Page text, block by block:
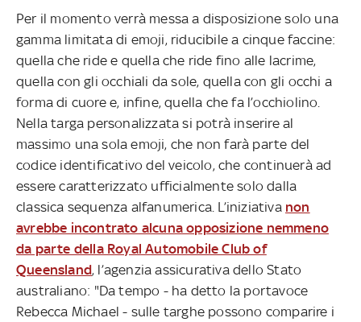
Per il momento verrà messa a disposizione solo una
gamma limitata di emoji, riducibile a cinque faccine:
quella che ride e quella che ride fino alle lacrime,
quella con gli occhiali da sole, quella con gli occhi a
forma di cuore e, infine, quella che fa l’occhiolino.
Nella targa personalizzata si potrà inserire al
massimo una sola emoji, che non farà parte del
codice identificativo del veicolo, che continuerà ad
essere caratterizzato ufficialmente solo dalla
classica sequenza alfanumerica. L’iniziativa non
avrebbe incontrato alcuna opposizione nemmeno
da parte della Royal Automobile Club of
Queensland, l’agenzia assicurativa dello Stato
australiano: "Da tempo - ha detto la portavoce
Rebecca Michael - sulle targhe possono comparire i